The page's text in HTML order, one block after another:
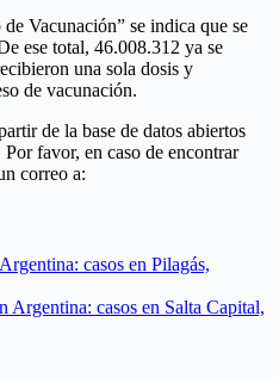
Vacunación” se indica que se
ese total, 46.008.312 ya se
una sola dosis y
de vacunación.
de la base de datos abiertos
favor, en caso de encontrar
correo a:
casos en Pilagás,
Argentina: casos en Salta Capital,